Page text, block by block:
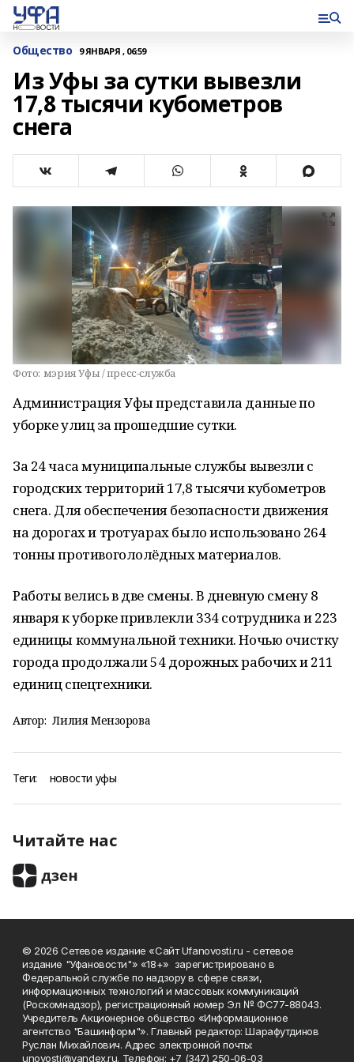
Общество 9 ЯНВАРЯ , 06:59
Из Уфы за сутки вывезли
17,8 тысячи кубометров
снега
Фото: мэрия Уфы / пресс-служба
Администрация Уфы представила данные по
уборке улиц за прошедшие сутки.
За 24 часа муниципальные службы вывезли с
городских территорий 17,8 тысячи кубометров
снега. Для обеспечения безопасности движения
на дорогах и тротуарах было использовано 264
тонны противогололёдных материалов.
Работы велись в две смены. В дневную смену 8
января к уборке привлекли 334 сотрудника и 223
единицы коммунальной техники. Ночью очистку
города продолжали 54 дорожных рабочих и 211
единиц спецтехники.
Автор: Лилия Мензорова
Теги: новости уфы
Читайте нас
© 2026 Сетевое издание «Сайт Ufanovosti.ru - сетевое
издание "Уфановости"» «18+» зарегистрировано в
Федеральной службе по надзору в сфере связи,
информационных технологий и массовых коммуникаций
(Роскомнадзор), регистрационный номер Эл № ФС77-88043.
Учредитель Акционерное общество «Информационное
агентство "Башинформ"». Главный редактор: Шарафутдинов
Руслан Михайлович. Адрес электронной почты:
unovosti@yandex.ru. Телефон: +7 (347) 250-06-03